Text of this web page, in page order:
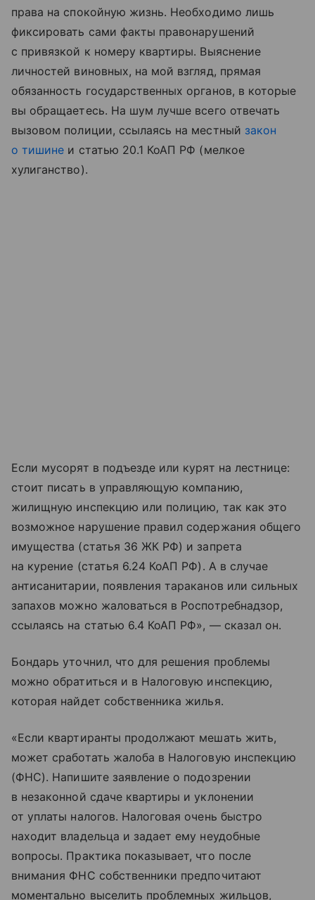
права на спокойную жизнь. Необходимо лишь
фиксировать сами факты правонарушений
с привязкой к номеру квартиры. Выяснение
личностей виновных, на мой взгляд, прямая
обязанность государственных органов, в которые
вы обращаетесь. На шум лучше всего отвечать
вызовом полиции, ссылаясь на местный закон
о тишине и статью 20.1 КоАП РФ (мелкое
хулиганство).
Если мусорят в подъезде или курят на лестнице:
стоит писать в управляющую компанию,
жилищную инспекцию или полицию, так как это
возможное нарушение правил содержания общего
имущества (статья 36 ЖК РФ) и запрета
на курение (статья 6.24 КоАП РФ). А в случае
антисанитарии, появления тараканов или сильных
запахов можно жаловаться в Роспотребнадзор,
ссылаясь на статью 6.4 КоАП РФ», — сказал он.
Бондарь уточнил, что для решения проблемы
можно обратиться и в Налоговую инспекцию,
которая найдет собственника жилья.
«Если квартиранты продолжают мешать жить,
может сработать жалоба в Налоговую инспекцию
(ФНС). Напишите заявление о подозрении
в незаконной сдаче квартиры и уклонении
от уплаты налогов. Налоговая очень быстро
находит владельца и задает ему неудобные
вопросы. Практика показывает, что после
внимания ФНС собственники предпочитают
моментально выселить проблемных жильцов,